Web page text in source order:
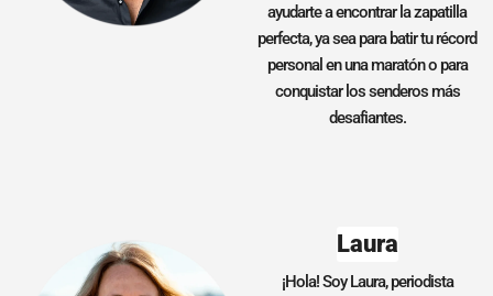
ayudarte a encontrar la zapatilla
perfecta, ya sea para batir tu récord
personal en una maratón o para
conquistar los senderos más
desafiantes.
Laura
¡Hola! Soy Laura, periodista